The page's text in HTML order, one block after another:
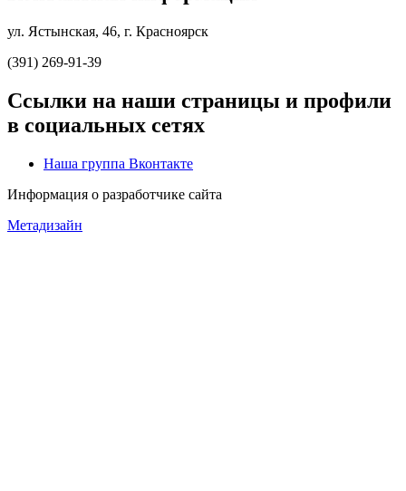
ул. Ястынская, 46, г. Красноярск
(391) 269-91-39
Ссылки на наши страницы и профили
в социальных сетях
Наша группа Вконтакте
Информация о разработчике сайта
Метадизайн